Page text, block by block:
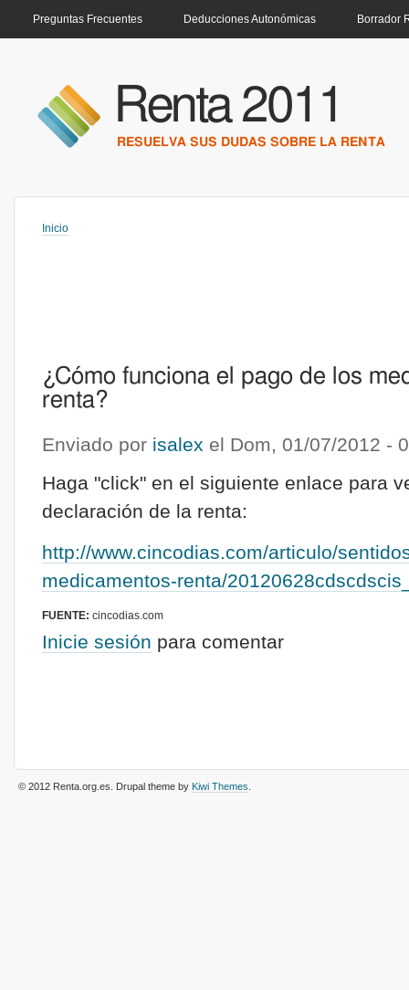
Preguntas Frecuentes Deducciones Autonómicas Borrador
Renta 2011
RESUELVA SUS DUDAS SOBRE LA RENTA
Usted está aquí
Inicio
¿Cómo funciona el pago de los
renta?
Enviado por isalex el Dom, 01/07/2012 -
Haga "click" en el siguiente enlace para
declaración de la renta:
http://www.cincodias.com/articulo/
medicamentos-renta/
FUENTE: cincodias.com
Inicie sesión para comentar
© 2012 Renta.org.es . Drupal theme by Kiwi Themes